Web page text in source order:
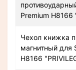
Premium H8166
Чехол книжка
магнитный для
H8166